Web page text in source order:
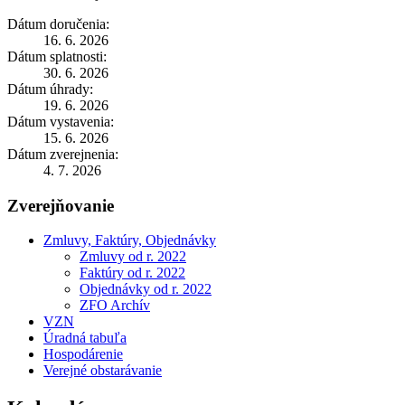
Dátum doručenia:
16. 6. 2026
Dátum splatnosti:
30. 6. 2026
Dátum úhrady:
19. 6. 2026
Dátum vystavenia:
15. 6. 2026
Dátum zverejnenia:
4. 7. 2026
Zverejňovanie
Zmluvy, Faktúry, Objednávky
Zmluvy od r. 2022
Faktúry od r. 2022
Objednávky od r. 2022
ZFO Archív
VZN
Úradná tabuľa
Hospodárenie
Verejné obstarávanie